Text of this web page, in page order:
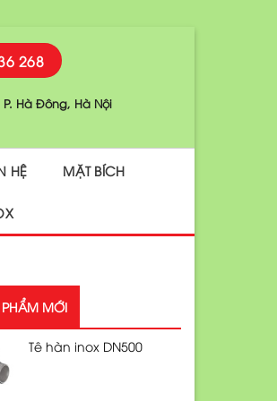
268
P. Hà Đông, Hà Nội
HỆ MẶT BÍCH
PHẨM MỚI
Tê hàn inox DN500